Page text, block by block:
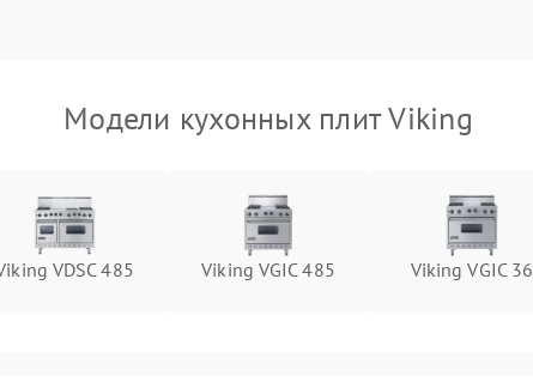
Модели кухонных плит Viking
VDSC 485 Viking VGIC 485 Viking VGIC 36